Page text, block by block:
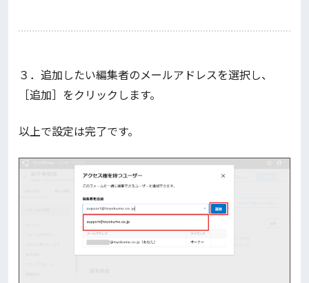
３．追加したい編集者のメールアドレスを選択し、
［追加］をクリックします。
以上で設定は完了です。